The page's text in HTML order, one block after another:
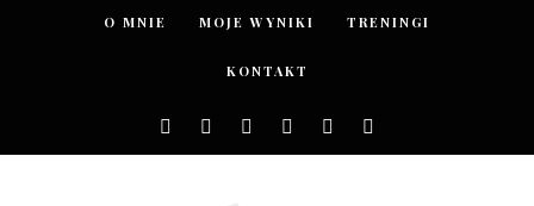
O MNIE MOJE WYNIKI TRENINGI
KONTAKT